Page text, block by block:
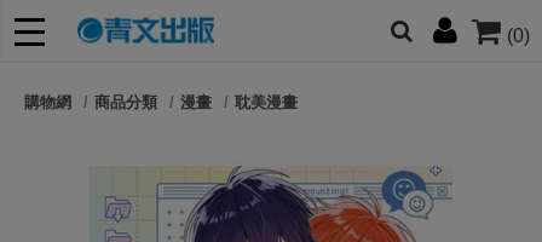
(0)
朋友們，提高警覺！
購物網 商品分類 漫畫 耽美漫畫